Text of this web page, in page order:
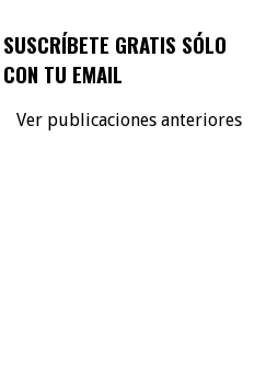
SUSCRÍBETE GRATIS SÓLO
CON TU EMAIL
Ver publicaciones anteriores